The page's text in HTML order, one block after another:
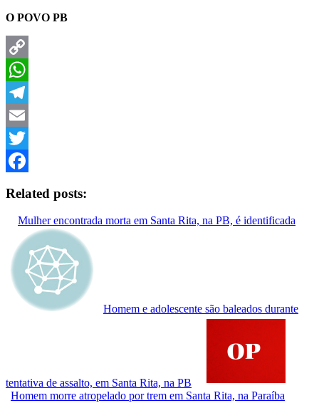
O POVO PB
Copy
Link
WhatsApp
Telegram
Email
Twitter
Related posts:
Mulher encontrada morta em Santa Rita, na PB, é identificada
Homem e adolescente são baleados durante
tentativa de assalto, em Santa Rita, na PB
Homem morre atropelado por trem em Santa Rita, na Paraíba